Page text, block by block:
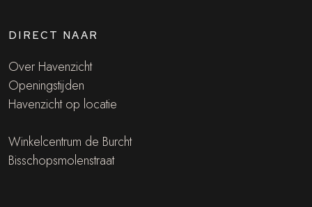
DIRECT NAAR
Over Havenzicht
Openingstijden
Havenzicht op locatie
Winkelcentrum de Burcht
Bisschopsmolenstraat